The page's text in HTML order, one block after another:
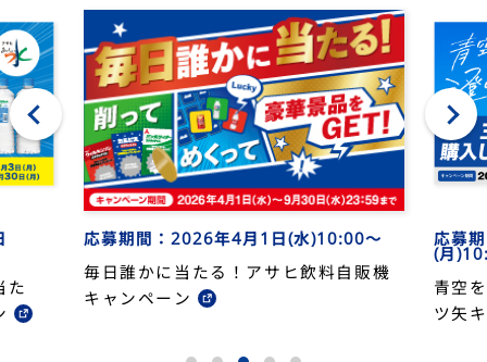
た
応募期間：2026年4月1日(水)10:00～
毎日誰かに当たる！アサヒ飲料自販機
キャンペーン
応募
(月
青空
ツ矢